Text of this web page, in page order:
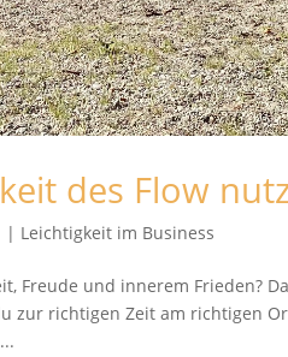
des Flow
| Leichtigkeit im Business
Freude und innerem Frieden?
zur richtigen Zeit am richtigen